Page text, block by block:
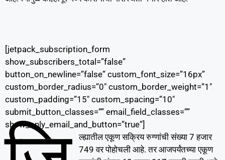
[jetpack_subscription_form
show_subscribers_total=”false”
button_on_newline=”false” custom_font_size=”16px”
custom_border_radius=”0″ custom_border_weight=”1″
custom_padding=”15″ custom_spacing=”10″
submit_button_classes=”” email_field_classes=””
show_only_email_and_button=”true”]
ल्ह्यातील एकूण सक्रिय रुग्णांची संख्या 7 हजार
749 वर पोहोचली आहे. तर आजपर्यंतच्या एकूण